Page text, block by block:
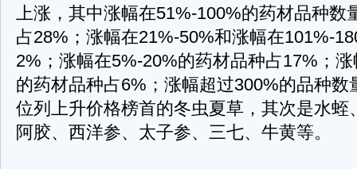
上涨，其中涨幅在51%-100%的药材品种数
占28%；涨幅在21%-50%和涨幅在101%-
2%；涨幅在5%-20%的药材品种占17%；
的药材品种占6%；涨幅超过300%的品种数
位列上升价格榜首的冬虫夏草，其次是水蛭
阿胶、西洋参、太子参、三七、牛黄等。